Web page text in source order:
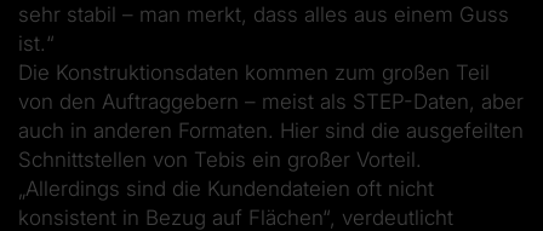
sehr stabil – man merkt, dass alles aus einem Guss
ist.“
Die Konstruktionsdaten kommen zum großen Teil
von den Auftraggebern – meist als STEP-Daten, aber
auch in anderen Formaten. Hier sind die ausgefeilten
Schnittstellen von Tebis ein großer Vorteil.
„Allerdings sind die Kundendateien oft nicht
konsistent in Bezug auf Flächen“, verdeutlicht